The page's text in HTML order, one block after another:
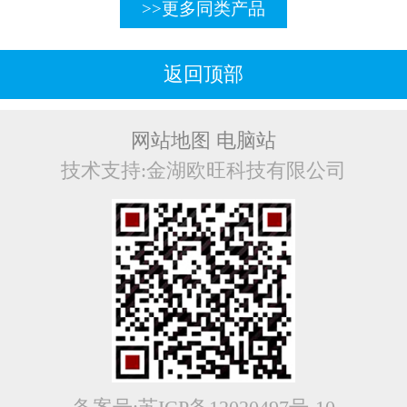
>>更多同类产品
返回顶部
网站地图 电脑站
技术支持:金湖欧旺科技有限公司